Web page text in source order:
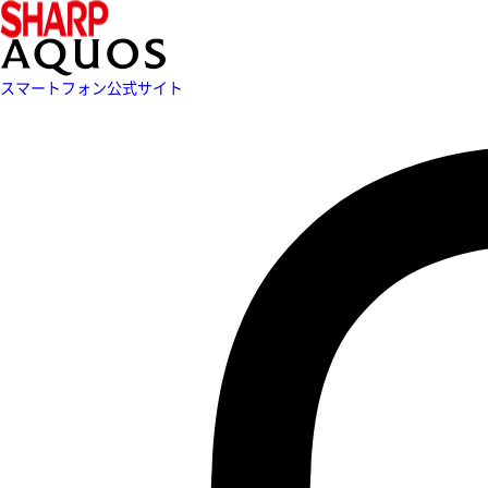
スマートフォン公式サイト